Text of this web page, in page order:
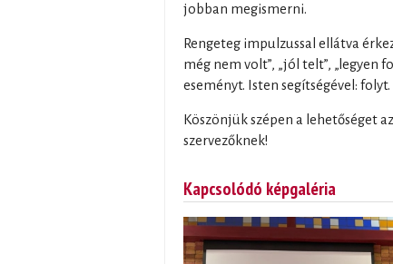
jobban megismerni.
Rengeteg impulzussal ellátva
még nem volt”, „jól telt”, „legyen
eseményt. Isten segítségével: folyt.
Köszönjük szépen a lehetőséget
szervezőknek!
Kapcsolódó képgaléria